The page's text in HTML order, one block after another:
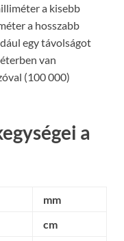
a kisebb
a hosszabb
egy távolságot
van
(100 000)
a
mm
cm